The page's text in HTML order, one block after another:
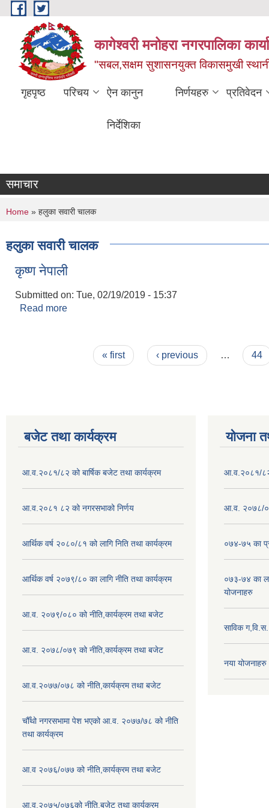
Skip to main content
कागेश्वरी मनोहरा नगरपालिका
"सबल,सक्षम सुशासनयुक्त विकासमुखी
गृहपृष्ठ परिचय ऐन कानुन
निर्देशिका
निर्णयहरु प्रतिवेदन
समाचार
You are here
Home » हलुका सवारी चालक
हलुका सवारी चालक
कृष्ण नेपाली
Submitted on: Tue, 02/19/2019 - 15:37
Read more
« first ‹ previous … 44
बजेट तथा कार्यक्रम
आ.व.२०८१/८२ को बार्षिक बजेट तथा कार्यक्रम
आ.व.२०८१ ८२ को नगरसभाको निर्णय
आर्थिक वर्ष २०८०/८१ को लागि निति तथा कार्यक्रम
आर्थिक वर्ष २०७९/८० का लागि नीति तथा कार्यक्रम
आ.व. २०७९/०८० को नीति,कार्यक्रम तथा बजेट
आ.व. २०७८/०७९ को नीति,कार्यक्रम तथा बजेट
आ.व.२०७७/०७८ को नीति,कार्यक्रम तथा बजेट
चौँथो नगरसभामा पेश भएको आ.व. २०७७/७८ को नीति
तथा कार्यक्रम
आ.व २०७६/०७७ को नीति,कार्यक्रम तथा बजेट
आ.व.२०७५/०७६को नीति,बजेट तथा कार्यक्रम
योजना
आ.व.२०८१/८२
आ.व. २०७८/
०७४-७५ का
०७३-७४ का
योजनाहरु
साविक
नया